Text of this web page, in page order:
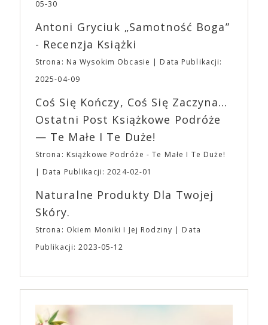
jednego z najbardziej interesujących współczesnych
(„Joker”, „Ona”) w swojej najbardziej zaskakującej
roli. Twórca kultowych „Dziedzictwo. Hereditary” i
„Midsommar. W biały dzień” zrealizował najbardziej
osobisty film, który pozwolił mu w pełni podzielić
się z widzami swoimi lękami, wizją świata, a przede
„Bo się boi” w kinach od 21 kwietnia.
Wystawców i Obsługi. Na terenie hali nie zabraknie
Waszych ulubionych Wystawców serwujących
napoje oraz drobne przekąski a przed halą
planujemy Strefę FoodTrucków. Życzymy Wam
fantastycznego czasu oczekiwania na nadchodzącą
EXPO XXI!
05-30
Antoni Gryciuk „Samotność Boga”
- Recenzja Książki
Strona: Na Wysokim Obcasie
Data Publikacji:
2025-04-09
Coś Się Kończy, Coś Się Zaczyna...
Ostatni Post Książkowe Podróże
— Te Małe I Te Duże!
Strona: Książkowe Podróże - Te Małe I Te Duże!
Data Publikacji: 2024-02-01
Naturalne Produkty Dla Twojej
Skóry.
Strona: Okiem Moniki I Jej Rodziny
Data
Publikacji: 2023-05-12